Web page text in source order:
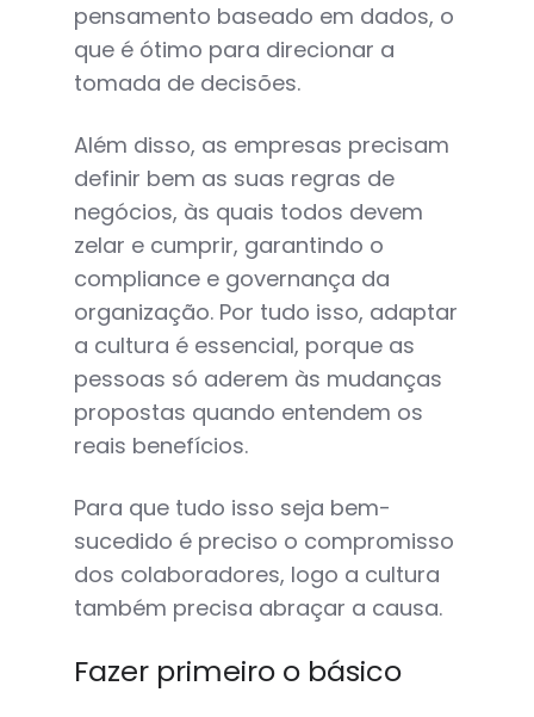
pensamento baseado em dados, o
que é ótimo para direcionar a
tomada de decisões.
Além disso, as empresas precisam
definir bem as suas regras de
negócios, às quais todos devem
zelar e cumprir, garantindo o
compliance e governança da
organização. Por tudo isso, adaptar
a cultura é essencial, porque as
pessoas só aderem às mudanças
propostas quando entendem os
reais benefícios.
Para que tudo isso seja bem-
sucedido é preciso o compromisso
dos colaboradores, logo a cultura
também precisa abraçar a causa.
Fazer primeiro o básico